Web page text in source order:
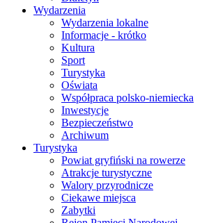
Wydarzenia
Wydarzenia lokalne
Informacje - krótko
Kultura
Sport
Turystyka
Oświata
Współpraca polsko-niemiecka
Inwestycje
Bezpieczeństwo
Archiwum
Turystyka
Powiat gryfiński na rowerze
Atrakcje turystyczne
Walory przyrodnicze
Ciekawe miejsca
Zabytki